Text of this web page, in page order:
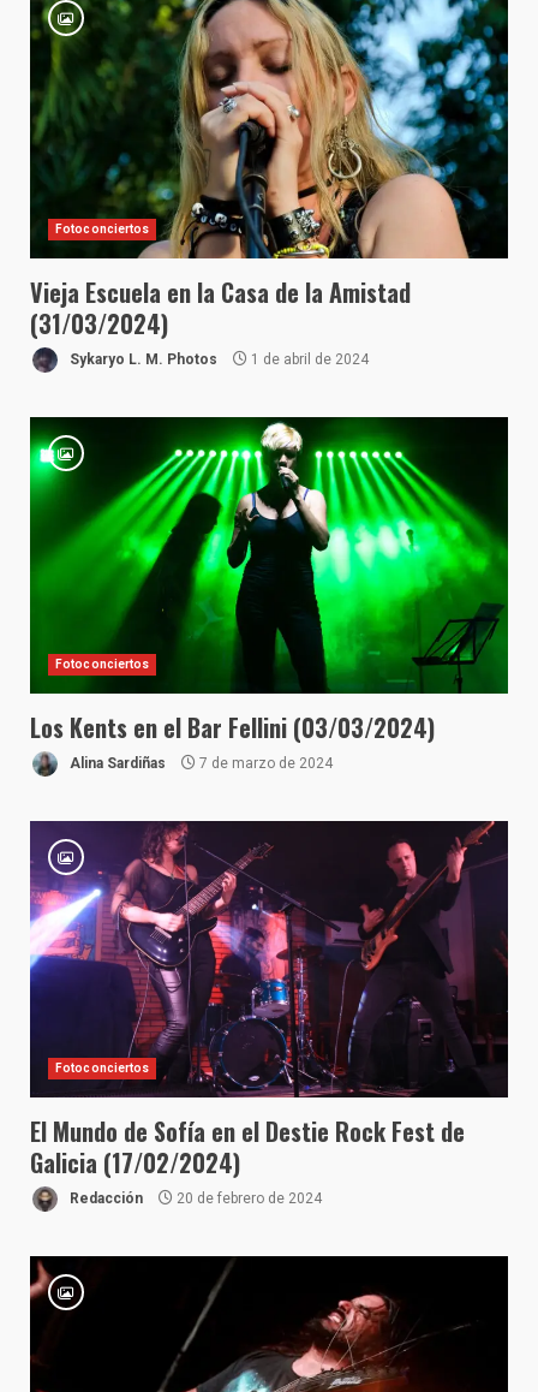
Fotoconciertos
Vieja Escuela en la Casa de la Amistad
(31/03/2024)
Sykaryo L. M. Photos 1 de abril de 2024
Fotoconciertos
Los Kents en el Bar Fellini (03/03/2024)
Alina Sardiñas 7 de marzo de 2024
Fotoconciertos
El Mundo de Sofía en el Destie Rock Fest de
Galicia (17/02/2024)
Redacción 20 de febrero de 2024